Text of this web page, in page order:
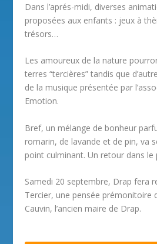
Dans l’aprés-midi, diverses
proposées aux enfants : jeux à
trésors…
Les amoureux de la nature
terres “tercières” tandis que
de la musique présentée par
Emotion.
Bref, un mélange de bonheur
romarin, de lavande et de pin, va
point culminant. Un retour dans le
Samedi 20 septembre, Drap fera
Tercier, une pensée prémonitoire
Cauvin, l’ancien maire de Drap.